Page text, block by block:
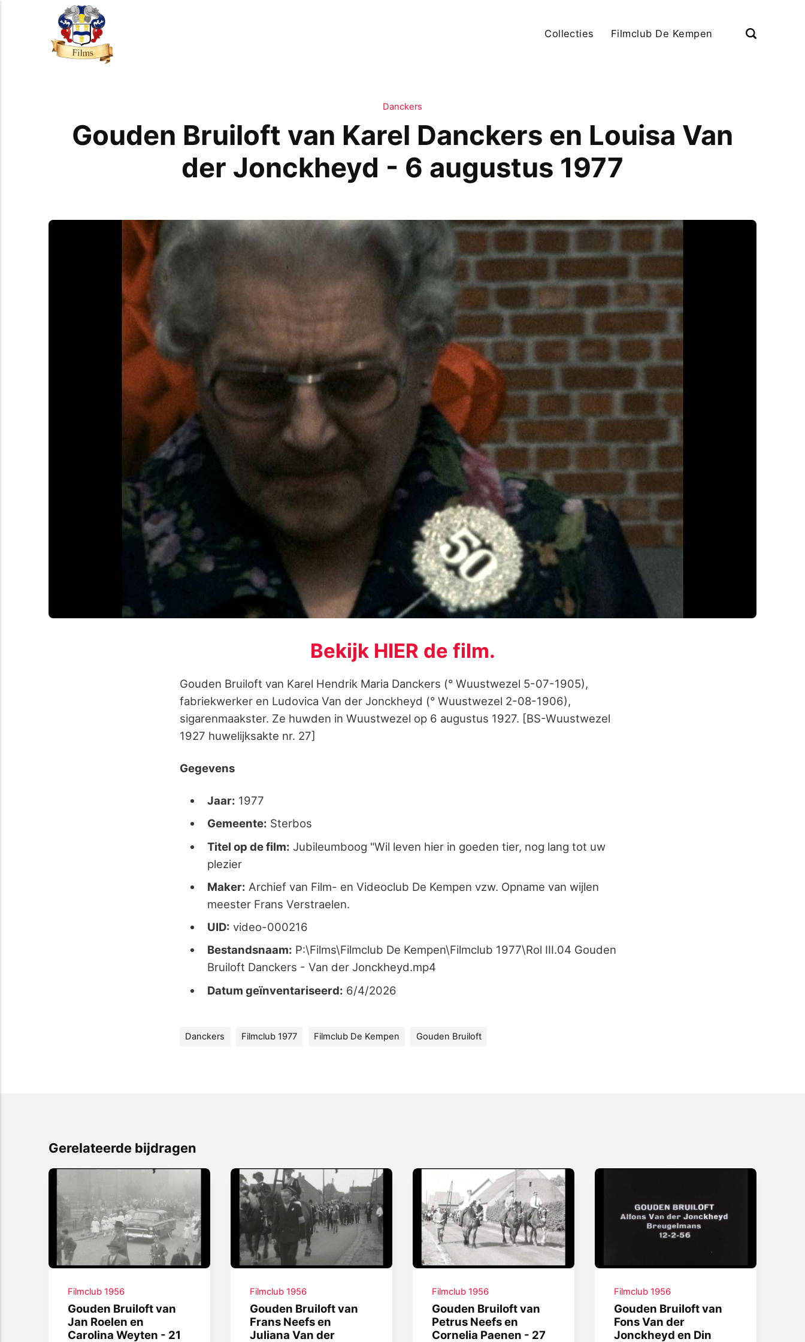
Collecties Filmclub De Kempen
Danckers
Gouden Bruiloft van Karel Danckers en Louisa Van
der Jonckheyd - 6 augustus 1977
Bekijk HIER de film.
Gouden Bruiloft van Karel Hendrik Maria Danckers (° Wuustwezel 5-07-1905),
fabriekwerker en Ludovica Van der Jonckheyd (° Wuustwezel 2-08-1906),
sigarenmaakster. Ze huwden in Wuustwezel op 6 augustus 1927. [BS-Wuustwezel
1927 huwelijksakte nr. 27]
Gegevens
Jaar: 1977
Gemeente: Sterbos
Titel op de film: Jubileumboog "Wil leven hier in goeden tier, nog lang tot uw
plezier
Maker: Archief van Film- en Videoclub De Kempen vzw. Opname van wijlen
meester Frans Verstraelen.
UID: video-000216
Bestandsnaam: P:\Films\Filmclub De Kempen\Filmclub 1977\Rol III.04 Gouden
Bruiloft Danckers - Van der Jonckheyd.mp4
Datum geïnventariseerd: 6/4/2026
Danckers Filmclub 1977 Filmclub De Kempen Gouden Bruiloft
Gerelateerde bijdragen
Filmclub 1956
Gouden Bruiloft van
Jan Roelen en
Carolina Weyten - 21
Filmclub 1956
Gouden Bruiloft van
Frans Neefs en
Juliana Van der
Filmclub 1956
Gouden Bruiloft van
Petrus Neefs en
Cornelia Paenen - 27
Filmclub 1956
Gouden Bruiloft van
Fons Van der
Jonckheyd en Din